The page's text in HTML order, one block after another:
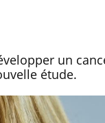
un
étude.